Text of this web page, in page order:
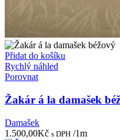
Přidat do košíku
Rychlý náhled
Porovnat
Žakár á la damašek
Damašek
1.500,00Kč s DPH /1m